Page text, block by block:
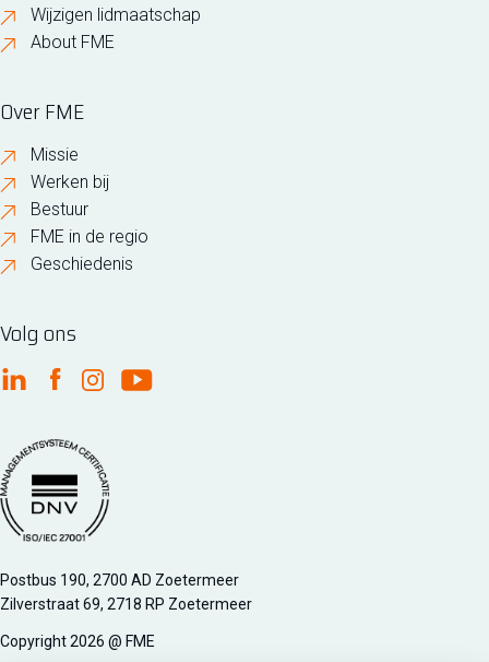
Wijzigen lidmaatschap
About FME
Over FME
Missie
Werken bij
Bestuur
FME in de regio
Geschiedenis
Volg ons
FME Linkedin
FME Facebook
FME Instagram
FME Youtube
Managementsyteem certificatie DNV iso/iec 27001
Postbus 190, 2700 AD Zoetermeer
Zilverstraat 69, 2718 RP Zoetermeer
Copyright 2026 @ FME